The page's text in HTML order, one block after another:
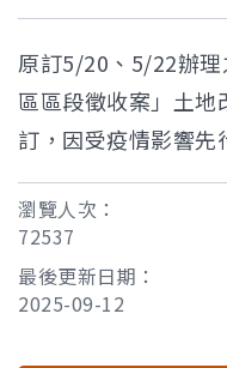
原訂5/20、5/22辦
區區段徵收案」土地
訂，因受疫情影響先
瀏覽人次：
72537
最後更新日期：
2025-09-12